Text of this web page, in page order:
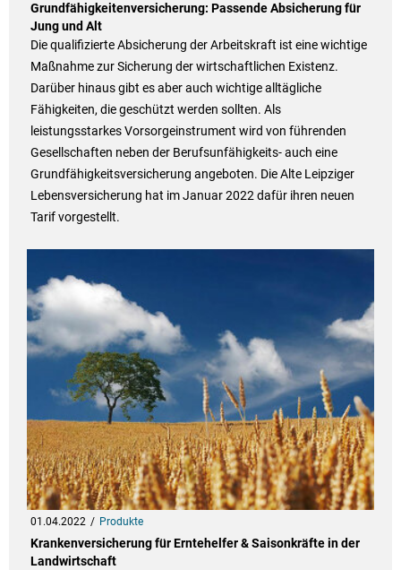
Grundfähigkeitenversicherung: Passende Absicherung für
Jung und Alt
Die qualifizierte Absicherung der Arbeitskraft ist eine wichtige
Maßnahme zur Sicherung der wirtschaftlichen Existenz.
Darüber hinaus gibt es aber auch wichtige alltägliche
Fähigkeiten, die geschützt werden sollten. Als
leistungsstarkes Vorsorgeinstrument wird von führenden
Gesellschaften neben der Berufsunfähigkeits- auch eine
Grundfähigkeitsversicherung angeboten. Die Alte Leipziger
Lebensversicherung hat im Januar 2022 dafür ihren neuen
Tarif vorgestellt.
01.04.2022 Produkte
Krankenversicherung für Erntehelfer & Saisonkräfte in der
Landwirtschaft